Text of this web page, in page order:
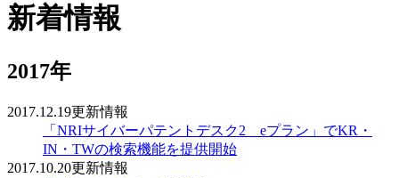
新着情報
2017年
2017.12.19更新情報
「NRIサイバーパテントデスク2 eプラン」でKR・
IN・TWの検索機能を提供開始
2017.10.20更新情報